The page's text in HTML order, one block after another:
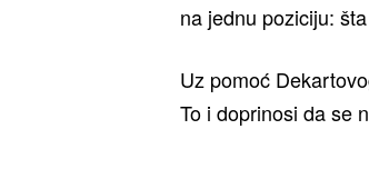
na jednu poziciju:
Uz pomoć
To i doprinosi da se